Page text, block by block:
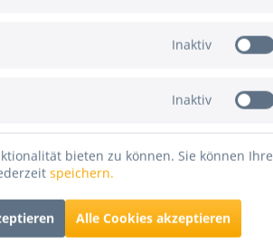
Rot"
Inaktiv
Inaktiv
bieten zu können. Sie können Ihre
speichern.
Alle Cookies akzeptieren